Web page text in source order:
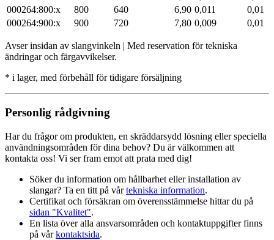
000264:800:x
800 640 6,90 0,011
0,01
000264:900:x
900 720 7,80 0,009 0,01
Avser insidan av slangvinkeln | Med reservation för tekniska
ändringar och färgavvikelser.
* i lager, med förbehåll för tidigare försäljning
Personlig rådgivning
Har du frågor om produkten, en skräddarsydd lösning eller speciella
användningsområden för dina behov? Du är välkommen att
kontakta oss! Vi ser fram emot att prata med dig!
Söker du information om hållbarhet eller installation av
slangar? Ta en titt på vårtekniska information.
Certifikat och försäkran om överensstämmelse hittar du på
sidan "Kvalitet".
En lista över alla ansvarsområden och kontaktuppgifter finns
på vårkontaktsida.